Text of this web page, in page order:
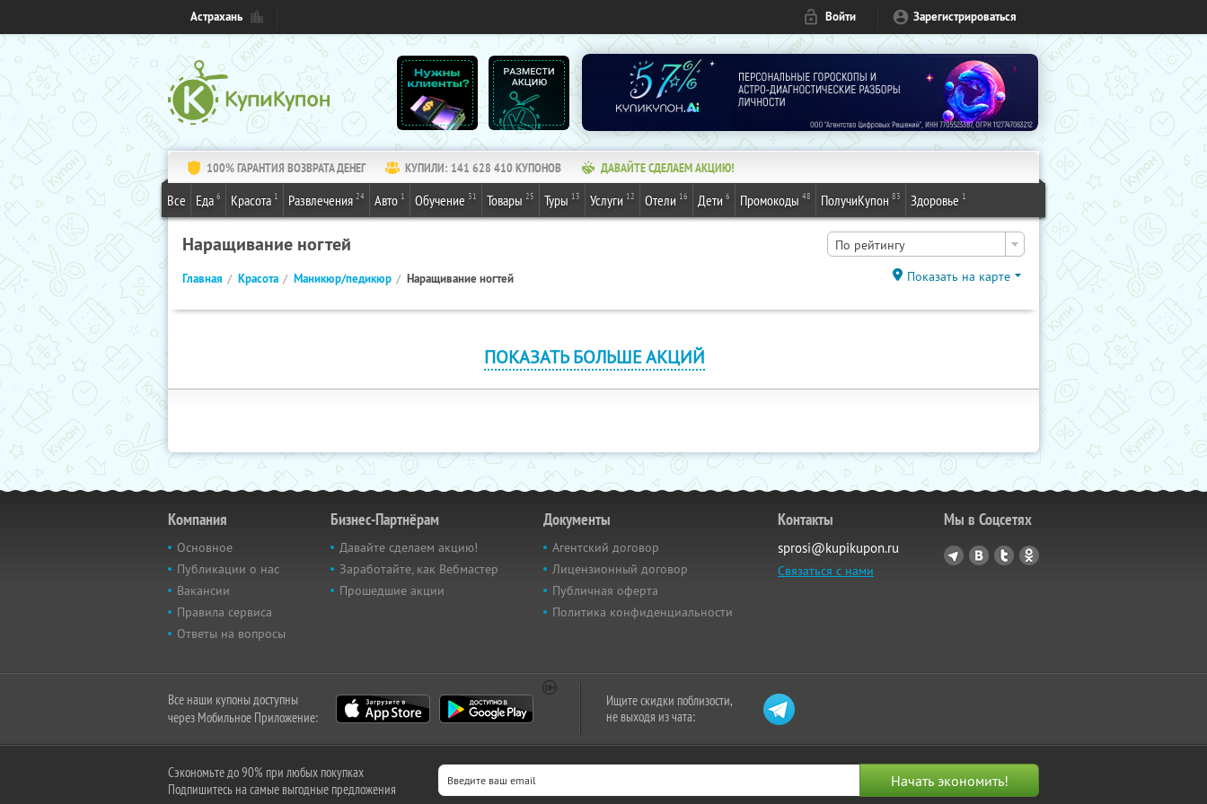
Астрахань Войти Зарегистрироваться
100% ГАРАНТИЯ ВОЗВРАТА ДЕНЕГ КУПИЛИ: 141 628 410КУПОНОВ ДАВАЙТЕ СДЕЛАЕМ АКЦИЮ!
Все Еда 6 Красота 1 Развлечения 24 Авто 1 Обучение 31 Товары 25 Туры 13 Услуги 12 Отели 16 Дети 6 Промокоды 48 ПолучиКупон 83 Здоровье 1
Наращивание ногтей По рейтингу
Главная Красота Маникюр/педикюр Наращивание ногтей Показать на карте
ПОКАЗАТЬ БОЛЬШЕ АКЦИЙ
Компания
Основное
Публикации о нас
Вакансии
Правила сервиса
Ответы на вопросы
Бизнес-Партнёрам
Давайте сделаем акцию!
Заработайте, как Вебмастер
Прошедшие акции
Документы
Агентский договор
Лицензионный договор
Публичная оферта
Политика конфиденциальности
Контакты
sprosi@kupikupon.ru
Связаться с нами
Мы в Соцсетях
Все наши купоны доступны
через Мобильное Приложение:
Ищите скидки поблизости,
не выходя из чата:
Сэкономьте до 90% при любых покупках
Подпишитесь на самые выгодные предложения